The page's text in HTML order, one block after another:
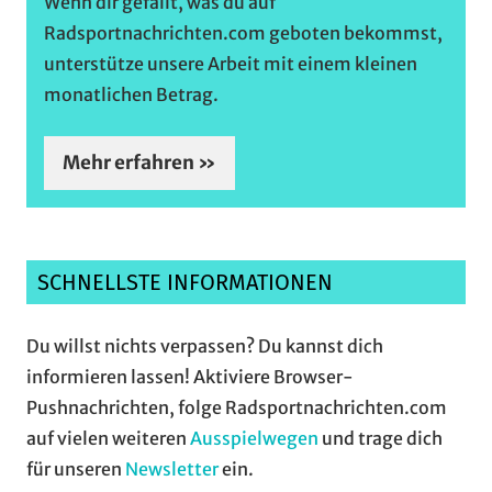
Radsportnachrichten.com geboten bekommst,
unterstütze unsere Arbeit mit einem kleinen
monatlichen Betrag.
Mehr erfahren »
SCHNELLSTE INFORMATIONEN
Du willst nichts verpassen? Du kannst dich
informieren lassen! Aktiviere Browser-
Pushnachrichten, folge Radsportnachrichten.com
auf vielen weiteren Ausspielwegen und trage dich
für unseren Newsletterein.